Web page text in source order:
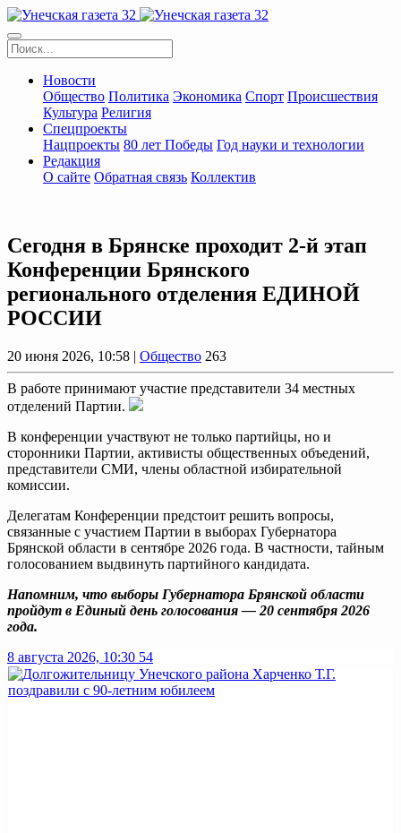
Новости
Общество Политика Экономика Спорт Происшествия
Культура Религия
Спецпроекты
Нацпроекты 80 лет Победы Год науки и технологии
Редакция
О сайте Обратная связь Коллектив
Сегодня в Брянске проходит 2-й этап
Конференции Брянского
регионального отделения ЕДИНОЙ
РОССИИ
20 июня 2026, 10:58 | Общество 263
В работе принимают участие представители 34 местных
отделений Партии.
В конференции участвуют не только партийцы, но и
сторонники Партии, активисты общественных объедений,
представители СМИ, члены областной избирательной
комиссии.
Делегатам Конференции предстоит решить вопросы,
связанные с участием Партии в выборах Губернатора
Брянской области в сентябре 2026 года. В частности, тайным
голосованием выдвинуть партийного кандидата.
Напомним, что выборы Губернатора Брянской области
пройдут в Единый день голосования — 20 сентября 2026
года.
8 августа 2026, 10:30 54